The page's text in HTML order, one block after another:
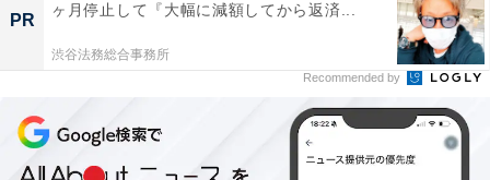
PR
ヶ月停止して『大幅に減額してから返済...
渋谷法務総合事務所
Recommended by